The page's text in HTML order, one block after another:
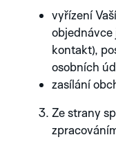
JOSEF
MAŠÍN
GRAPHIC
PUPP
325
MINOR
FITTIPALDI
PÉČE A
SERVIS
vyřízení
objednávce
kontakt),
osobních
zasílání
Ze strany